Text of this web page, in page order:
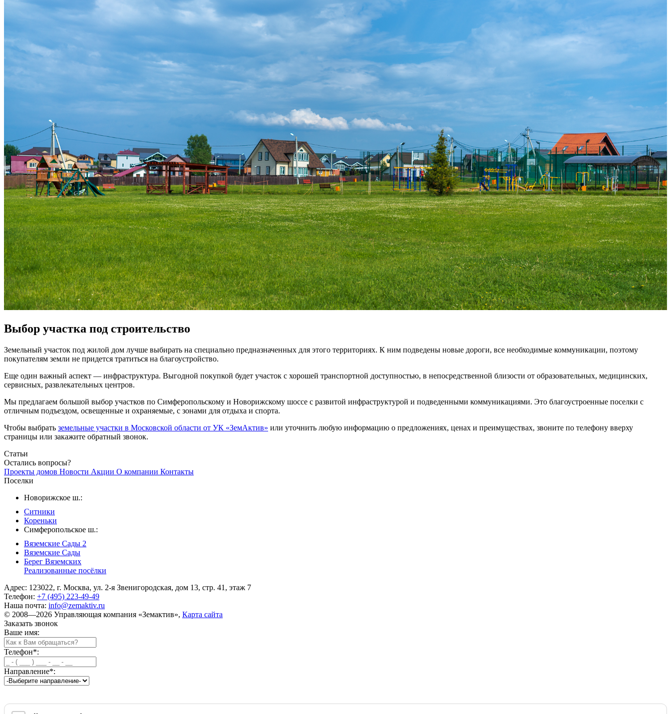
Выбор участка под строительство
Земельный участок под жилой дом лучше выбирать на специально предназначенных для этого территориях. К ним подведены новые дороги, все необходимые коммуникации, поэтому
покупателям земли не придется тратиться на благоустройство.
Еще один важный аспект — инфраструктура. Выгодной покупкой будет участок с хорошей транспортной доступностью, в непосредственной близости от образовательных, медицинских,
сервисных, развлекательных центров.
Мы предлагаем большой выбор участков по Симферопольскому и Новорижскому шоссе с развитой инфраструктурой и подведенными коммуникациями. Это благоустроенные поселки с
отличным подъездом, освещенные и охраняемые, с зонами для отдыха и спорта.
Чтобы выбрать земельные участки в Московской области от УК «ЗемАктив» или уточнить любую информацию о предложениях, ценах и преимуществах, звоните по телефону вверху
страницы или закажите обратный звонок.
Статьи
Остались вопросы?
Проекты домов Новости Акции О компании Контакты
Поселки
Новорижское ш.:
Ситники
Кореньки
Симферопольское ш.:
Вяземские Сады 2
Вяземские Сады
Берег Вяземскиx
Реализованные посёлки
Адрес: 123022, г. Москва, ул. 2-я Звенигородская, дом 13, стр. 41, этаж 7
Телефон: +7 (495) 223-49-49
Наша почта: info@zemaktiv.ru
© 2008—2026 Управляющая компания «Земактив», Карта сайта
Заказать звонок
Ваше имя:
Телефон*:
Направление*: